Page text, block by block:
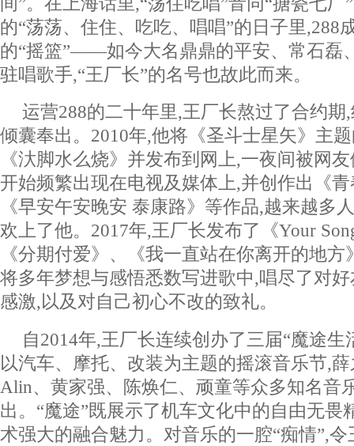
的“荡荡、住住、吃吃、唱唱”的日子里,288
的“摇篮”——如今大名鼎鼎的平安、常石磊
驻唱歌手,“王厂长”的名号也故此而来。
运营288的二十年里,王厂长熬过了合约
倾囊奉出。2010年,他将《圣斗士星矢》主
《汏脚水么烧》并发布到网上,一夜间被网
开始频繁出现在电视及媒体上,并创作出《
《早安午安晚安 泰康路》等作品,越来越多
欢上了他。2017年,王厂长发布了《Your
《分期付爱》、《我一直站在你离开的地
将多年梦想与感悟悉数写进歌中,唱尽了对
感激,以及对自己初心不改的致礼。
自2014年,王厂长连续创办了三届“魔途生
以汽车、摩托、改装为主题的摇滚音乐节,
Alin、黄家强、陈焕仁、顽童等众多知名音
出。“魔途”既展示了机车文化中的自由无畏
术强大的融合魅力。对音乐的一腔“痴情”,